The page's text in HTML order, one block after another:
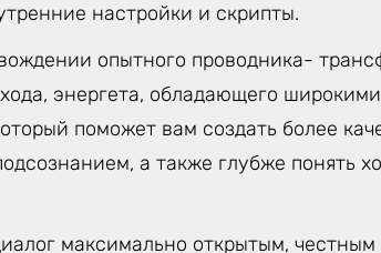
настройки и скрипты.
опытного проводника-
энергета, обладающего
поможет вам создать более
а также глубже понять
максимально открытым,